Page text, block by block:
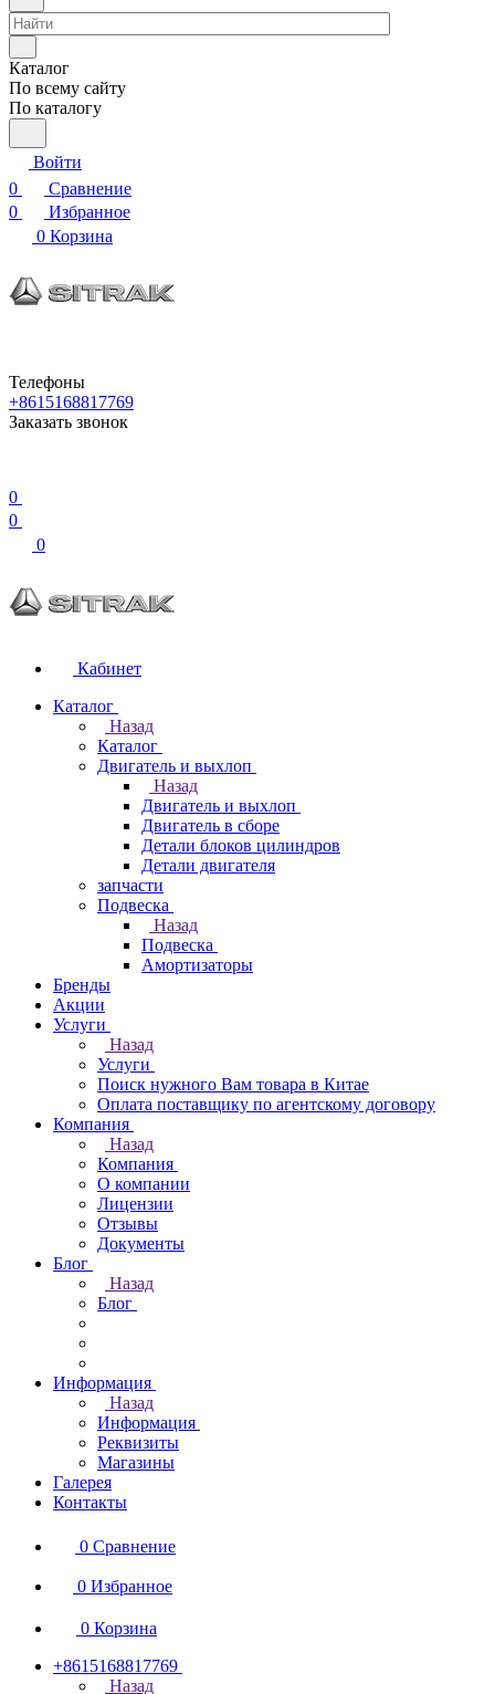
Каталог
По всему сайту
По каталогу
Войти
0
Сравнение
0
Избранное
0 Корзина
Телефоны
+8615168817769
Заказать звонок
0
0
0
Кабинет
Каталог
Назад
Каталог
Двигатель и выхлоп
Назад
Двигатель и выхлоп
Двигатель в сборе
Детали блоков цилиндров
Детали двигателя
запчасти
Подвеска
Назад
Подвеска
Амортизаторы
Бренды
Акции
Услуги
Назад
Услуги
Поиск нужного Вам товара в Китае
Оплата поставщику по агентскому договору
Компания
Назад
Компания
О компании
Лицензии
Отзывы
Документы
Блог
Назад
Блог
Информация
Назад
Информация
Реквизиты
Магазины
Галерея
Контакты
0 Сравнение
0 Избранное
0 Корзина
+8615168817769
Назад